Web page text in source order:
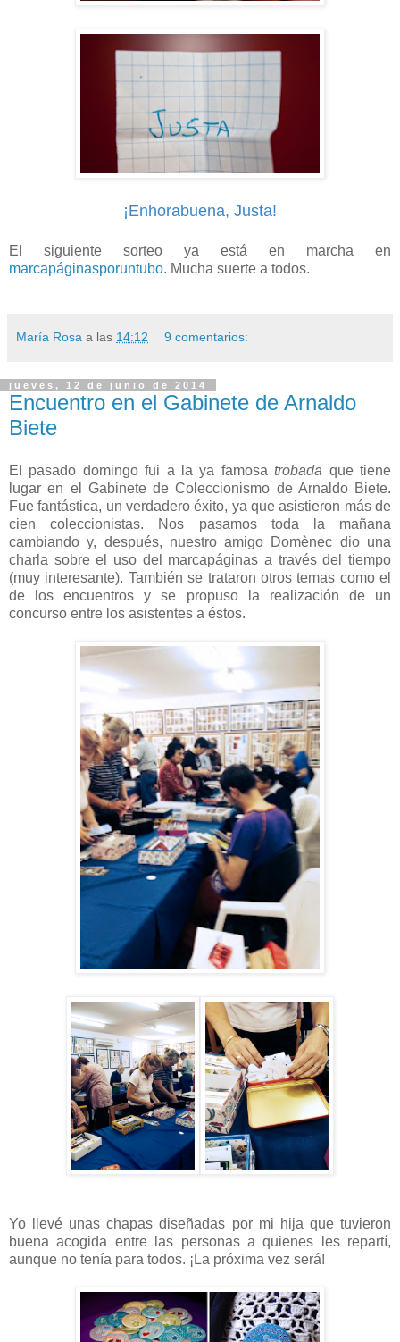
¡Enhorabuena, Justa!
El siguiente sorteo ya está en marcha en
marcapáginasporuntubo. Mucha suerte a todos.
María Rosa a las 14:12 9 comentarios:
jueves, 12 de junio de 2014
Encuentro en el Gabinete de Arnaldo
Biete
El pasado domingo fui a la ya famosatrobada que tiene
lugar en el Gabinete de Coleccionismo de Arnaldo Biete.
Fue fantástica, un verdadero éxito, ya que asistieron más de
cien coleccionistas. Nos pasamos toda la mañana
cambiando y, después, nuestro amigo Domènec dio una
charla sobre el uso del marcapáginas a través del tiempo
(muy interesante). También se trataron otros temas como el
de los encuentros y se propuso la realización de un
concurso entre los asistentes a éstos.
Yo llevé unas chapas diseñadas por mi hija que tuvieron
buena acogida entre las personas a quienes les repartí,
aunque no tenía para todos. ¡La próxima vez será!